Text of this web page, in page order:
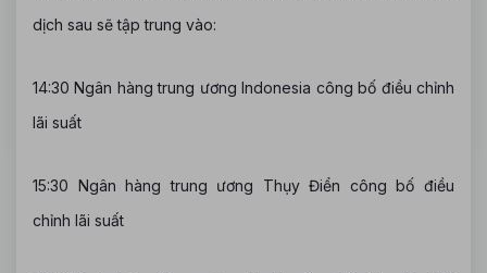
dịch sau sẽ tập trung vào:
14:30 Ngân hàng trung ương Indonesia công bố điều chỉnh
lãi suất
15:30 Ngân hàng trung ương Thụy Điển công bố điều
chỉnh lãi suất